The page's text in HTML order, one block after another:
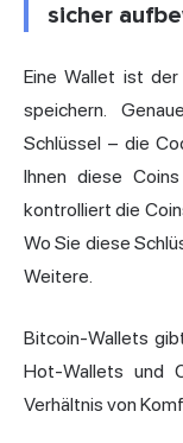
sicher
Eine Wallet ist
speichern.
Schlüssel – die
Ihnen diese
kontrolliert die
Wo Sie diese
Weitere.
Bitcoin-Wallets
Hot-Wallets und
Verhältnis von